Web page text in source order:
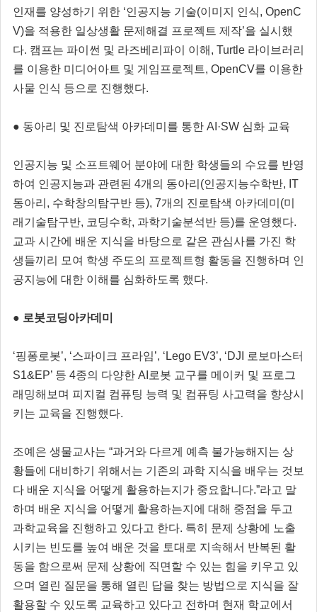
인재를 양성하기 위한 ‘인공지능 기술(이미지 인식, OpenC
V)을 적용한 일상생활 문제해결 프로젝트 제작’을 실시했
다. 캠프는 파이썬 및 라즈베리파이 이해, Turtle 라이브러리
를 이용한 미디어아트 및 게임프로젝트, OpenCV를 이용한
사물 인식 등으로 진행했다.
● 동아리 및 진로탐색 아카데미를 통한 AI·SW 심화 교육
인공지능 및 소프트웨어 분야에 대한 학생들의 수요를 반영
하여 인공지능과 관련된 4개의 동아리(인공지능수학반, IT
동아리, 수학창의탐구반 등), 7개의 진로탐색 아카데미(미
래기술탐구반, 코딩수학, 과학기술분석반 등)를 운영했다.
교과 시간에 배운 지식을 바탕으로 같은 관심사를 가진 학
생들끼리 모여 학생 주도의 프로젝트형 활동을 진행하며 인
공지능에 대한 이해를 심화하도록 했다.
● 로봇코딩아카데미
‘핑퐁로봇’, ‘스파이크 프라임’, ‘Lego EV3’, ‘DJI 로보마스터
S1&EP’ 등 4종의 다양한 AI로봇 교구를 메이커 및 프로그
래밍해보며 피지컬 컴퓨팅 능력 및 컴퓨팅 사고력을 향상시
키는 교육을 진행했다.
조예은 생물교사는 “과거와 다르게 예측 불가능해지는 상
황들에 대비하기 위해서는 기존의 과학 지식을 배우는 것보
다 배운 지식을 어떻게 활용하는지가 중요합니다.”라고 말
하며 배운 지식을 어떻게 활용하는지에 대해 중점을 두고
과학교육을 진행하고 있다고 한다. 특히 문제 상황에 노출
시키는 빈도를 높여 배운 것을 토대로 지속해서 반복된 활
동을 함으로써 문제 상황에 직면할 수 있는 힘을 키우고 있
으며 열린 질문을 통해 열린 답을 찾는 방법으로 지식을 잘
활용할 수 있도록 교육하고 있다고 전하며 현재 학교에서